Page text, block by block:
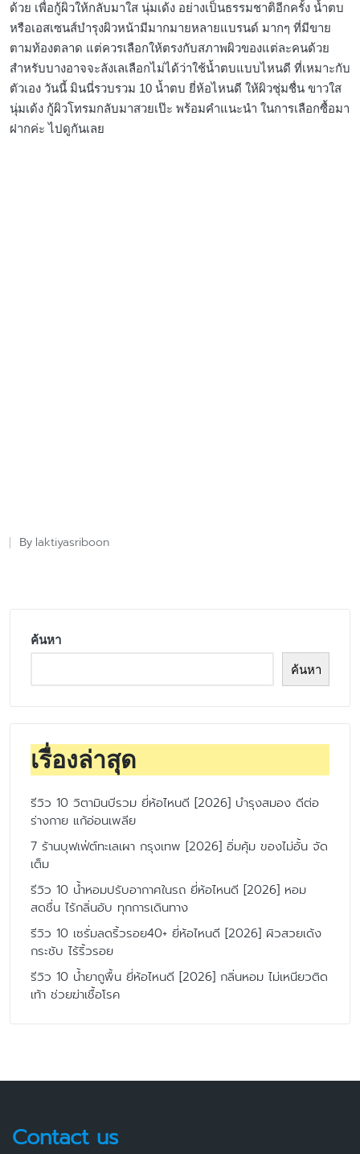
ด้วย เพื่อกู้ผิวให้กลับมาใส นุ่มเด้ง อย่างเป็นธรรมชาติอีกครั้ง น้ำตบ
หรือเอสเซนส์บำรุงผิวหน้ามีมากมายหลายแบรนด์ มากๆ ที่มีขาย
ตามท้องตลาด แต่ควรเลือกให้ตรงกับสภาพผิวของแต่ละคนด้วย
สำหรับบางอาจจะลังเลเลือกไม่ได้ว่าใช้น้ำตบแบบไหนดี ที่เหมาะกับ
ตัวเอง วันนี้ มินนี่รวบรวม 10 น้ำตบ ยี่ห้อไหนดี ให้ผิวชุ่มชื่น ขาวใส
นุ่มเด้ง กู้ผิวโทรมกลับมาสวยเป๊ะ พร้อมคำแนะนำ ในการเลือกซื้อมา
ฝากค่ะ ไปดูกันเลย
Posted
By laktiyasriboon
ค้นหา
ค้นหา
เรื่องล่าสุด
รีวิว 10 วิตามินบีรวม ยี่ห้อไหนดี [2026] บำรุงสมอง ดีต่อ
ร่างกาย แก้อ่อนเพลีย
7 ร้านบุฟเฟ่ต์ทะเลเผา กรุงเทพ [2026] อิ่มคุ้ม ของไม่อั้น จัด
เต็ม
รีวิว 10 น้ำหอมปรับอากาศในรถ ยี่ห้อไหนดี [2026] หอม
สดชื่น ไร้กลิ่นอับ ทุกการเดินทาง
รีวิว 10 เซรั่มลดริ้วรอย40+ ยี่ห้อไหนดี [2026] ผิวสวยเด้ง
กระชับ ไร้ริ้วรอย
รีวิว 10 น้ำยาถูพื้น ยี่ห้อไหนดี [2026] กลิ่นหอม ไม่เหนียวติด
เท้า ช่วยฆ่าเชื้อโรค
Contact us